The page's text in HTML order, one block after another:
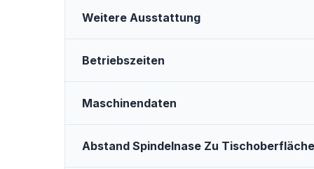
Weitere Ausstattung
Betriebszeiten
Maschinendaten
Abstand Spindelnase Zu Tischoberfläche